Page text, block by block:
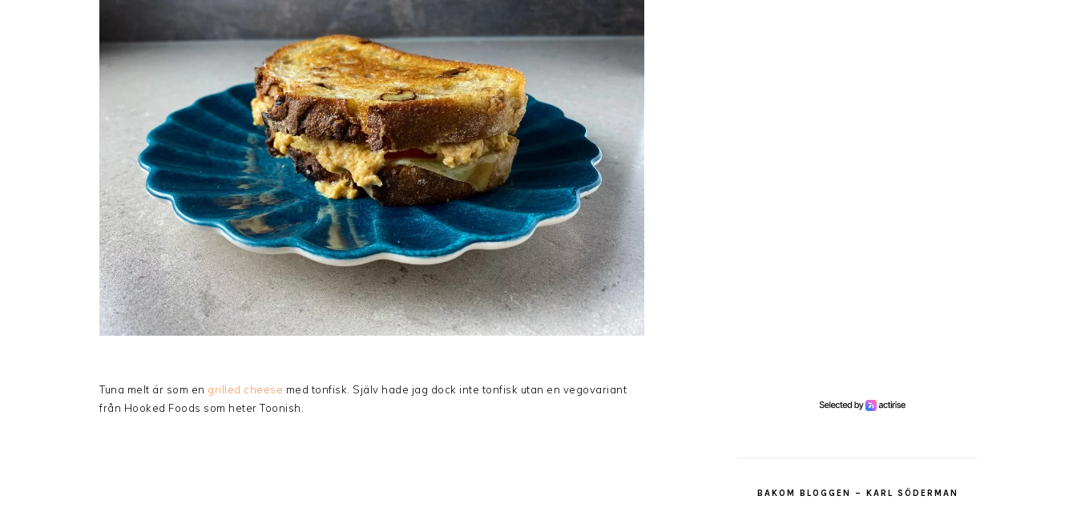
Tuna melt är som en grilled cheese med tonfisk. Själv hade jag dock inte tonfisk utan en vegovariant
från Hooked Foods som heter Toonish.
BAKOM BLOGGEN – KARL SÖDERMAN